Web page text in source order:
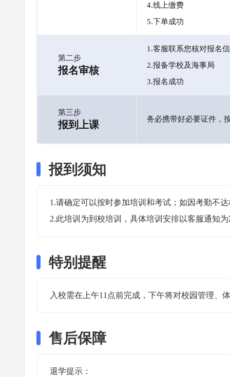
4.线上缴费
5.下单成功
第二步
报名审核
1.客服联系您核对报名
2.报备学校及海事局
3.报名成功
第三步
报到上课 务必携带好必要证件，
报到须知
1.请确定可以按时参加培训和考试；如因考勤不
2.此培训为到校培训，具体培训安排以客服通知
特别提醒
入校需在上午11点前完成，下午将对校园管理
售后保障
退学提示：